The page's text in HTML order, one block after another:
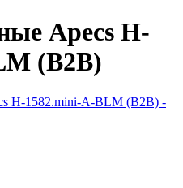
Apecs H-
(B2B)